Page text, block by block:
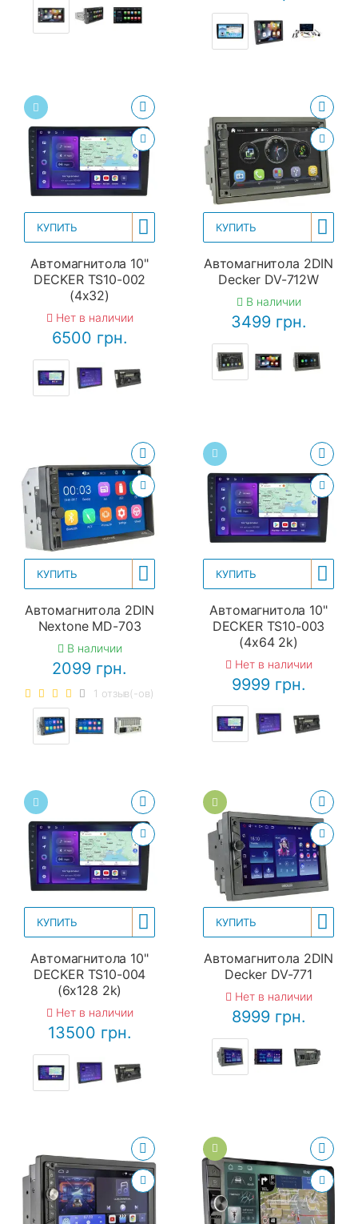
КУПИТЬ
Автомагнитола 10"
DECKER TS10-002
(4x32)
Нет в наличии
6500 грн.
КУПИТЬ
Автомагнитола 2DIN
Decker DV-712W
В наличии
3499 грн.
КУПИТЬ
Автомагнитола 2DIN
Nextone MD-703
В наличии
2099 грн.
1 отзыв(-ов)
КУПИТЬ
Автомагнитола 10"
DECKER TS10-003
(4x64 2k)
Нет в наличии
9999 грн.
КУПИТЬ
Автомагнитола 10"
DECKER TS10-004
(6x128 2k)
Нет в наличии
13500 грн.
КУПИТЬ
Автомагнитола 2DIN
Decker DV-771
Нет в наличии
8999 грн.